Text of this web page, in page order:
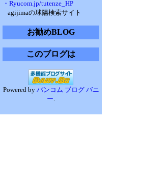
・Ryucom.jp/tutenze_HP
agijimaの球陽検索サイト
お勧めBLOG
このブログは
Powered by バンコム ブログ バニ
ー.